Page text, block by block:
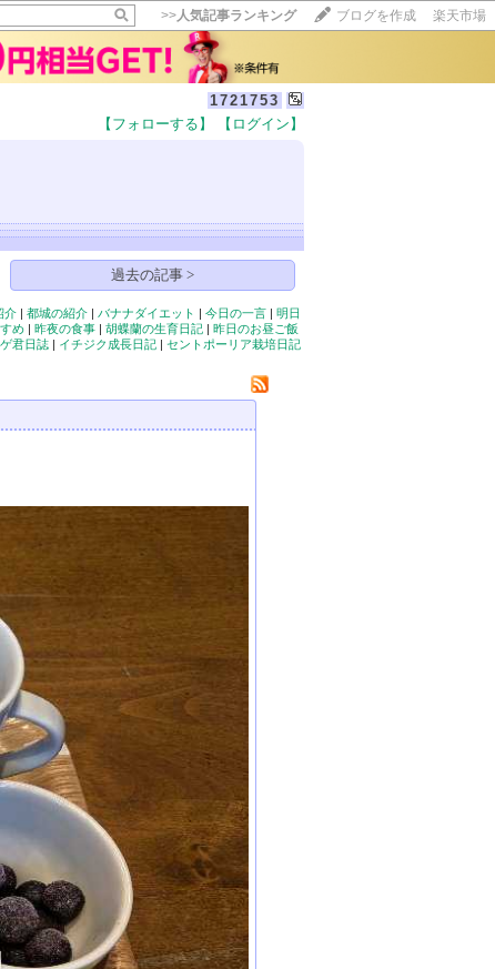
>>人気記事ランキング ブログを作成 楽天市場
1721753
【フォローする】 【ログイン】
いいね!
過去の記事 >
介| 都城の紹介| バナナダイエット | 今日の一言| 明日
め | 昨夜の食事 | 胡蝶蘭の生育日記 | 昨日のお昼ご飯
ゲ君日誌 | イチジク成長日記 | セントポーリア栽培日記